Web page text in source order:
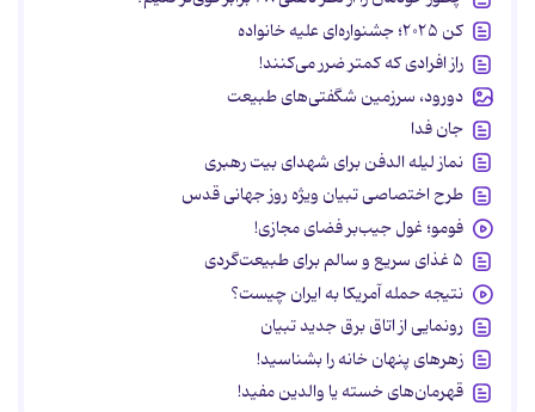
کن ۲۰۲۵؛ جشنواره‌ای علیه خانواده
راز افرادی که کمتر ضرر می‌کنند!
دورود، سرزمین شگفتی‌های طبیعت
جان فدا
نماز لیله الدفن برای شهدای بیت رهبری
طرح اختصاصی تبیان ویژه روز جهانی قدس
فومو؛ غول جیب‌بر فضای مجازی!
۵ غذای سریع و سالم برای طبیعت‌گردی
نتیجه حمله آمریکا به ایران چیست؟
رونمایی از اتاق برق جدید تبیان
زهرهای پنهان خانه را بشناسید!
قهرمان‌های خسته یا والدین مفید!